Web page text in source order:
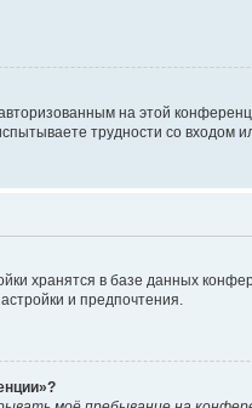
на этой
трудности со
хранятся в базе данных
и предпочтения.